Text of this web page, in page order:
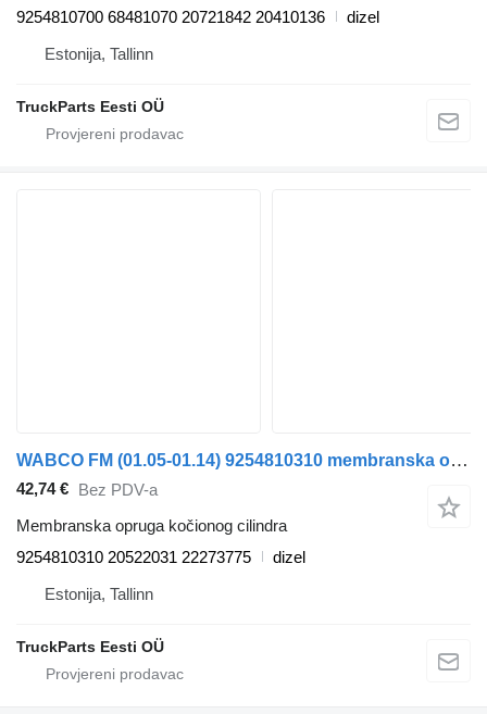
9254810700 68481070 20721842 20410136
dizel
Estonija, Tallinn
TruckParts Eesti OÜ
WABCO FM (01.05-01.14) 9254810310 membranska opruga kočionog cilindra za Volvo FM7-FM12, FM, FMX (1998-2014) tegljača
42,74 € Bez PDV-a
Membranska opruga kočionog cilindra
9254810310 20522031 22273775
dizel
Estonija, Tallinn
TruckParts Eesti OÜ